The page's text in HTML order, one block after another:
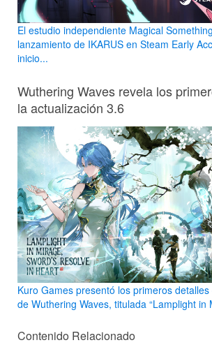
El estudio independiente Magical
lanzamiento de IKARUS en Steam Early
inicio...
Wuthering Waves revela los
la actualización 3.6
Kuro Games presentó los primeros
de Wuthering Waves, titulada “Lamplight in
Contenido Relacionado